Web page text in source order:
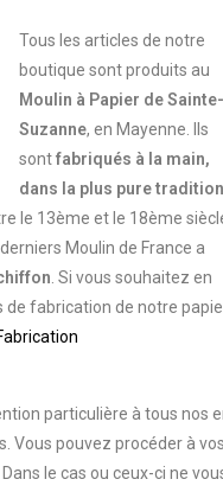
Tous les articles de notre
boutique sont produits au
Moulin à Papier de Sainte-
Suzanne, en Mayenne. Ils
sontfabriqués à la main,
dans la plus pure tradition
le 13ème et le 18ème
Moulin de France a
Si vous souhaitez en
de fabrication de notre
particulière à tous nos
Vous pouvez procéder à
le cas ou ceux-ci ne